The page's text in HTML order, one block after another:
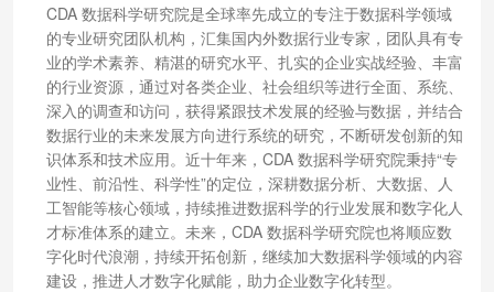
CDA 数据科学研究院是全球率先成立的专注于数据科学领域
的专业研究团队机构，汇集国内外数据行业专家，团队具有专
业的学术素养、精湛的研究水平、扎实的企业实战经验、丰富
的行业资源，通过对各类企业、社会组织等进行全面、系统、
深入的调查和访问，获得紧跟技术发展的经验与数据，并结合
数据行业的未来发展方向进行系统的研究，不断研发创新的知
识体系和技术应用。近十年来，CDA 数据科学研究院秉持“专
业性、前沿性、科学性”的定位，深耕数据分析、大数据、人
工智能等核心领域，持续推进数据科学的行业发展和数字化人
才标准体系的建立。未来，CDA 数据科学研究院也将顺应数
字化时代浪潮，持续开拓创新，继续加大数据科学领域的内容
建设，推进人才数字化赋能，助力企业数字化转型。